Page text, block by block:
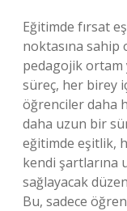
Eğitimde fırsat
noktasına sahip
pedagojik ortam
süreç, her birey
öğrenciler daha
daha uzun bir
eğitimde eşitlik,
kendi şartlarına
sağlayacak
Bu, sadece